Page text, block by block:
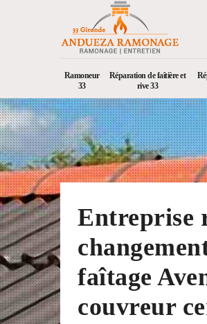
Ramoneur
33
Réparation de faîtière et
rive 33
Entreprise
faîtage
couvreur